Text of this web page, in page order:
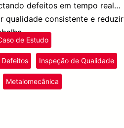
defeitos em tempo real
qualidade consistente e reduzir
de Estudo
Inspeção de Qualidade
Metalomecânica